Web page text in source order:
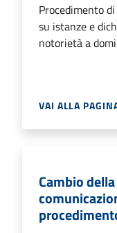
Procedimento
su istanze e
notorietà a
VAI ALLA
Cambio